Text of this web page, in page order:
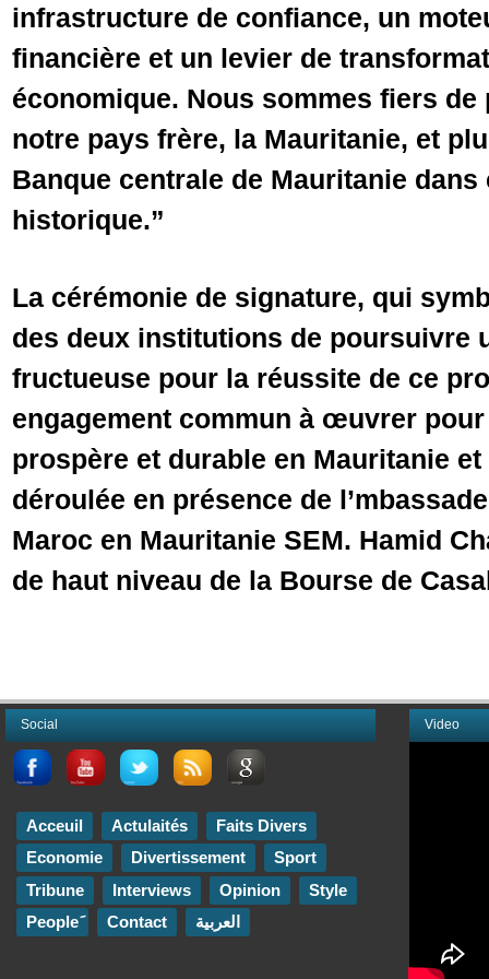
infrastructure de confiance, un
financière et un levier de
économique. Nous sommes fiers
notre pays frère, la Mauritanie, et
Banque centrale de Mauritanie
historique.”
La cérémonie de signature, qui
des deux institutions de poursuivre
fructueuse pour la réussite de ce
engagement commun à œuvrer
prospère et durable en Mauritanie
déroulée en présence de
Maroc en Mauritanie SEM. Hamid
de haut niveau de la Bourse de
Video
Social
Acceuil Actulaités
Faits Divers
Economie
Divertissement
Sport
Tribune
Interviews Opinion
Style
Contact العربية